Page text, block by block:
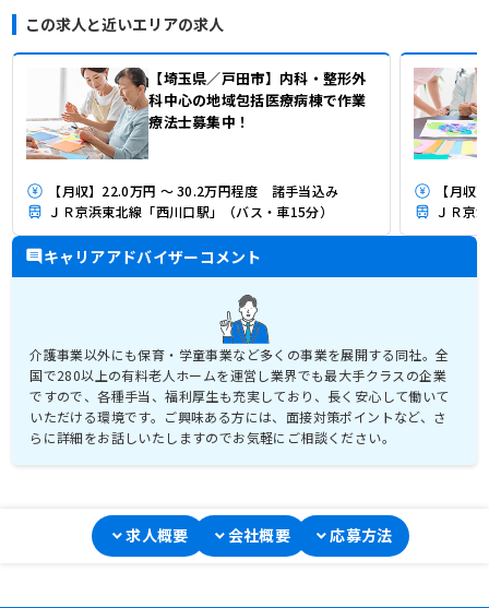
この求人と近いエリアの求人
【埼玉県／戸田市】内科・整形外
科中心の地域包括医療病棟で作業
療法士募集中！
【月収】22.0万円 ～ 30.2万円程度 諸手当込み
ＪＲ京浜東北線「西川口駅」（バス・車15分）
【月収
ＪＲ京
キャリアアドバイザーコメント
介護事業以外にも保育・学童事業など多くの事業を展開する同社。全
国で280以上の有料老人ホームを運営し業界でも最大手クラスの企業
ですので、各種手当、福利厚生も充実しており、長く安心して働いて
いただける環境です。ご興味ある方には、面接対策ポイントなど、さ
らに詳細をお話しいたしますのでお気軽にご相談ください。
求人概要 会社概要 応募方法